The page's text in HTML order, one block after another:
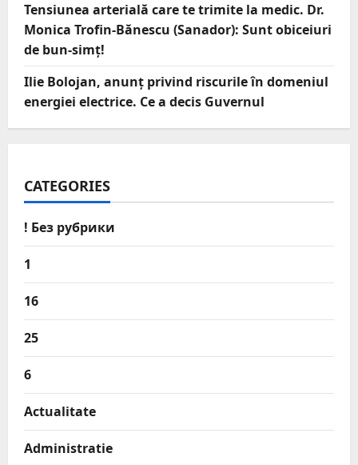
Tensiunea arterială care te trimite la medic. Dr.
Monica Trofin-Bănescu (Sanador): Sunt obiceiuri
de bun-simț!
Ilie Bolojan, anunț privind riscurile în domeniul
energiei electrice. Ce a decis Guvernul
CATEGORIES
! Без рубрики
1
16
25
6
Actualitate
Administratie